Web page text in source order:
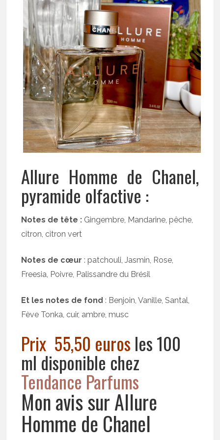
Allure Homme de Chanel,
pyramide olfactive :
Notes de tête : Gingembre, Mandarine, pêche,
citron, citron vert
Notes de cœur : patchouli, Jasmin, Rose,
Freesia, Poivre, Palissandre du Brésil
Et les notes de fond : Benjoin, Vanille, Santal,
Fève Tonka, cuir, ambre, musc
Prix 55,50 euros les 100
ml disponible chez
Tendance Parfums
Mon avis sur Allure
Homme de Chanel